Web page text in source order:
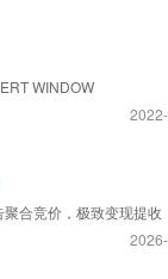
WINDOW
合竞价，极致变现提收